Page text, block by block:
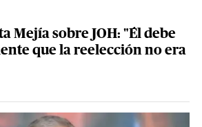
Mejía sobre JOH: "Él debe
que la reelección no era